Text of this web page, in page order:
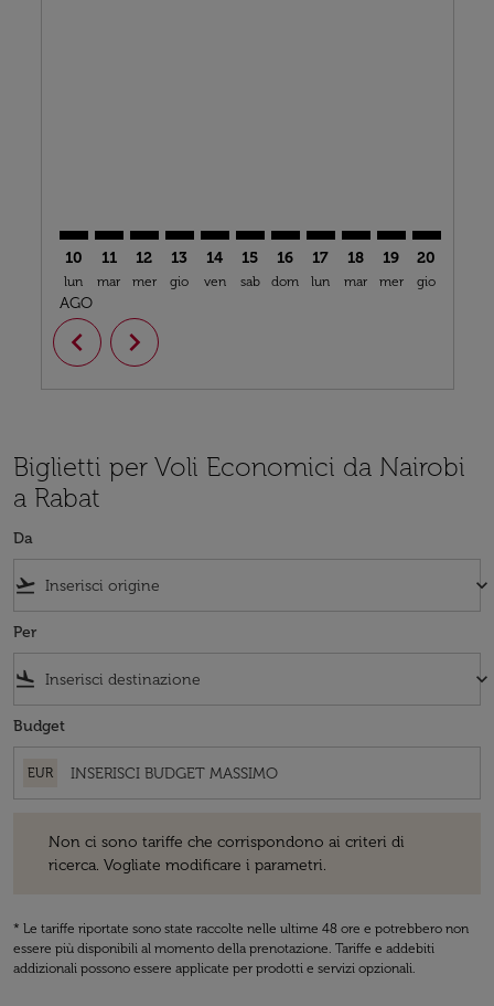
10
lun
AGO
11
mar
12
mer
13
gio
14
ven
15
sab
16
dom
17
lun
18
mar
19
mer
20
gio
chevron_left chevron_right
Biglietti per Voli Economici da Nairobi
a Rabat
Da
flight_takeoff keyboard_arrow_down
Per
flight_land keyboard_arrow_down
Budget
EUR
Non ci sono tariffe che corrispondono ai criteri di
ricerca. Vogliate modificare i parametri.
* Le tariffe riportate sono state raccolte nelle ultime 48 ore e potrebbero non
essere più disponibili al momento della prenotazione. Tariffe e addebiti
addizionali possono essere applicate per prodotti e servizi opzionali.